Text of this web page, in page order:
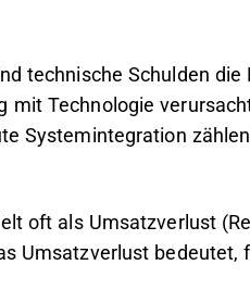
technische Schulden
mit Technologie
Systemintegration
oft als Umsatzverlust
Umsatzverlust bedeutet,